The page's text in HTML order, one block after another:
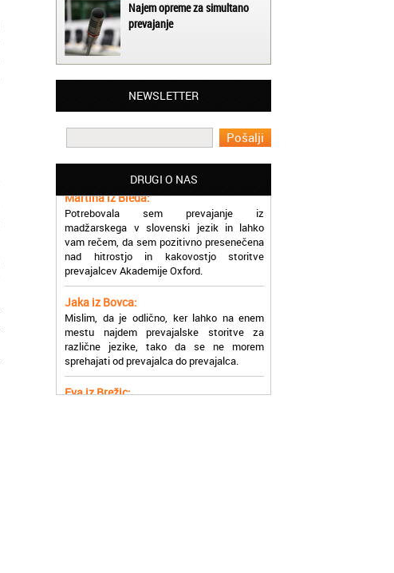
Najem opreme za simultano
prevajanje
NEWSLETTER
DRUGI O NAS
Matjaž iz Ajdovščine:
Lahko pohvalim vse zaposlene v Akademiji
Oxford, ker so resnično profesionalni in
prevajalske storitve opravljajo hitro in
Martina iz Bleda:
madžarskega v slovenski jezik in lahko
vam rečem, da sem pozitivno presenečena
nad hitrostjo in kakovostjo storitve
prevajalcev Akademije Oxford.
Jaka iz Bovca:
Mislim, da je odlično, ker lahko na enem
mestu najdem prevajalske storitve za
različne jezike, tako da se ne morem
sprehajati od prevajalca do prevajalca.
Eva iz Brežic:
Nujno sem potrebovala prevod v francoski
jezik, na spletu sem našla Oxford, jih